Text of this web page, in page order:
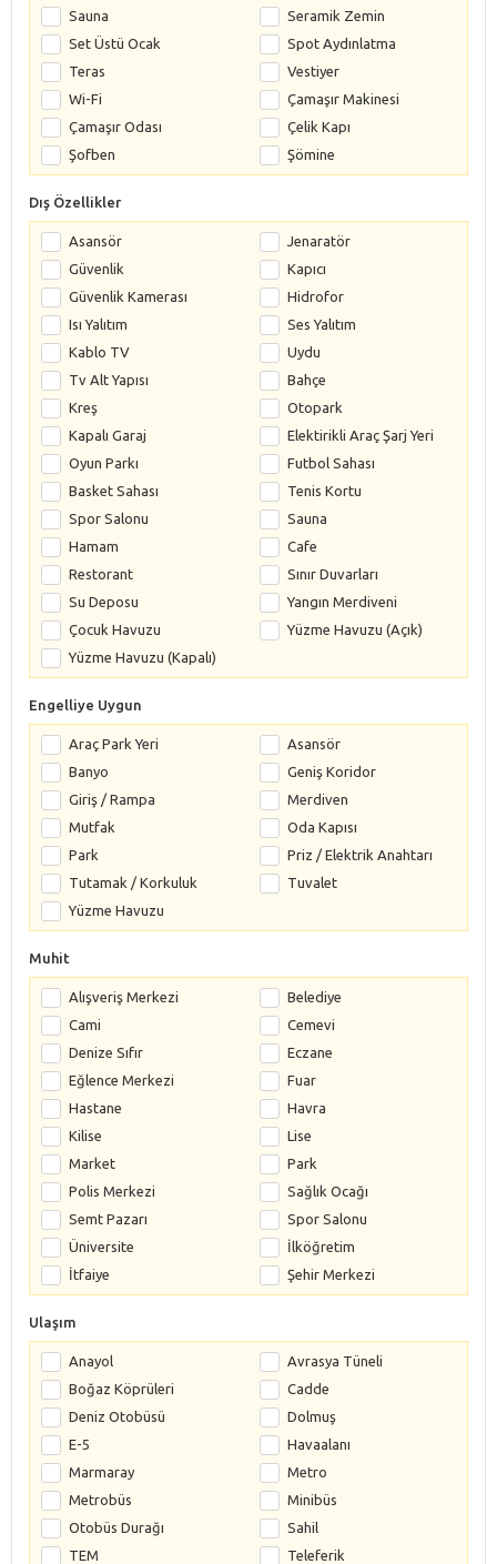
Sauna
Seramik Zemin
Set Üstü Ocak
Spot Aydınlatma
Teras
Vestiyer
Wi-Fi
Çamaşır Makinesi
Çamaşır Odası
Çelik Kapı
Şofben
Şömine
Dış Özellikler
Asansör
Jenaratör
Güvenlik
Kapıcı
Güvenlik Kamerası
Hidrofor
Isı Yalıtım
Ses Yalıtım
Kablo TV
Uydu
Tv Alt Yapısı
Bahçe
Kreş
Otopark
Kapalı Garaj
Elektirikli Araç Şarj Yeri
Oyun Parkı
Futbol Sahası
Basket Sahası
Tenis Kortu
Spor Salonu
Sauna
Hamam
Cafe
Restorant
Sınır Duvarları
Su Deposu
Yangın Merdiveni
Çocuk Havuzu
Yüzme Havuzu (Açık)
Yüzme Havuzu (Kapalı)
Engelliye Uygun
Araç Park Yeri
Asansör
Banyo
Geniş Koridor
Giriş / Rampa
Merdiven
Mutfak
Oda Kapısı
Park
Priz / Elektrik Anahtarı
Tutamak / Korkuluk
Tuvalet
Yüzme Havuzu
Muhit
Alışveriş Merkezi
Belediye
Cami
Cemevi
Denize Sıfır
Eczane
Eğlence Merkezi
Fuar
Hastane
Havra
Kilise
Lise
Market
Park
Polis Merkezi
Sağlık Ocağı
Semt Pazarı
Spor Salonu
Üniversite
İlköğretim
İtfaiye
Şehir Merkezi
Ulaşım
Anayol
Avrasya Tüneli
Boğaz Köprüleri
Cadde
Deniz Otobüsü
Dolmuş
E-5
Havaalanı
Marmaray
Metro
Metrobüs
Minibüs
Otobüs Durağı
Sahil
TEM
Teleferik